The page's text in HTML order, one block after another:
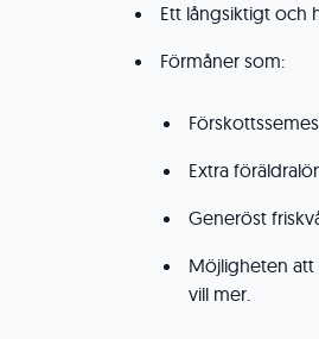
Ett långsiktigt och
Förmåner som:
Extra
Generöst
Möjligheten
vill mer.